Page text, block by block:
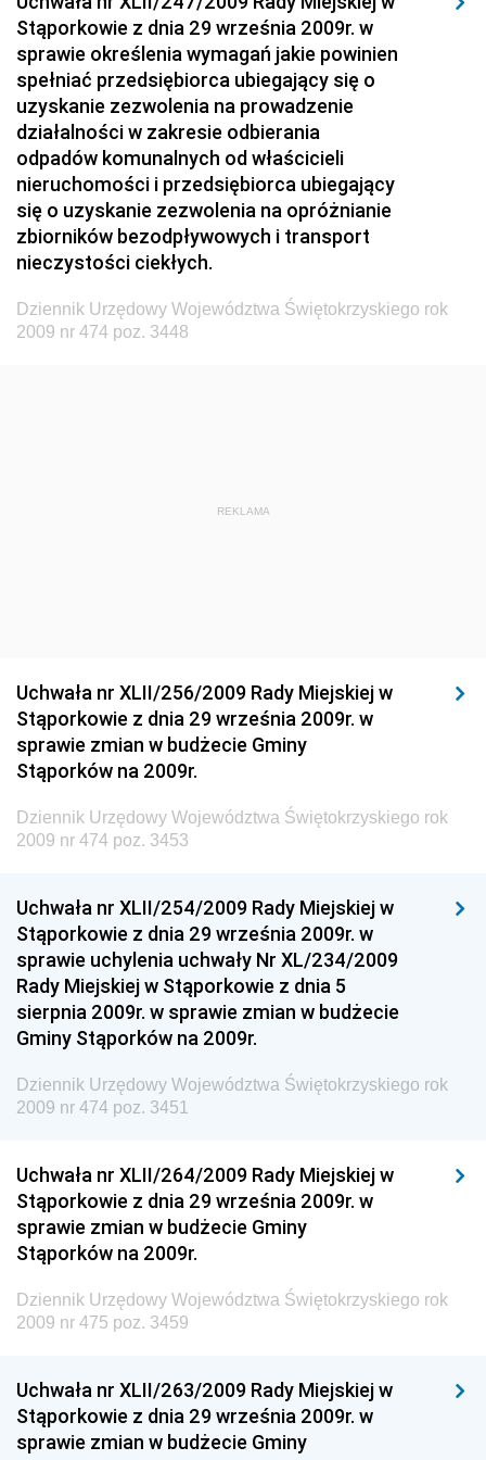
Dziennik Urzędowy Ministerstwa Hutnictwa i
Przemysłu Maszynowego
Dziennik Urzędowy Ministerstwa Zdrowia i Opieki
Społecznej
Dziennik Urzędowy Ministerstwa Rolnictwa, Leśnictwa
i Gospodarki Żywnościowej
Dziennik Urzędowy Ministra Spraw Wewnętrznych
Dziennik Urzędowy Ministra Transportu, Budownictwa
i Gospodarki Morskiej
Dziennik Urzędowy Ministra Administracji i Cyfryzacji
Dziennik Urzędowy Głównego Inspektora Ochrony
Dziennik Urzędowy Ministra Budownictwa i Przemysłu
Środowiska
Dziennik Urzędowy Ministerstwa Administracji,
Gospodarki Terenowej i Ochrony Środowiska
Gospodarki Przestrzennej
Dziennik Urzędowy Ministerstwa Przemysłu
Chemicznego i Lekkiego
Dziennik Urzędowy Ministerstwa Rolnictwa i
Gospodarki Żywnościowej
Społecznej
Dziennik Urzędowy Ministra Cyfryzacji
Dziennik Urzędowy Ministra Infrastruktury i
Budownictwa
Dziennik Urzędowy Ministra Gospodarki Morskiej i
Dziennik Urzędowy Ministra Energii
Dziennik Urzędowy Ministra Sprawiedliwości
Dziennik Urzędowy Ministra Rozwoju i Finansów
Stąporkowie z dnia 29 września 2009r. w
sprawie określenia wymagań jakie powinien
spełniać przedsiębiorca ubiegający się o
uzyskanie zezwolenia na prowadzenie
działalności w zakresie odbierania
odpadów komunalnych od właścicieli
nieruchomości i przedsiębiorca ubiegający
się o uzyskanie zezwolenia na opróżnianie
zbiorników bezodpływowych i transport
nieczystości ciekłych.
Dziennik Urzędowy Województwa Świętokrzyskiego rok
2009 nr 474 poz. 3448
REKLAMA
Uchwała nr XLII/256/2009 Rady Miejskiej w
Stąporkowie z dnia 29 września 2009r. w
sprawie zmian w budżecie Gminy
Stąporków na 2009r.
Dziennik Urzędowy Województwa Świętokrzyskiego rok
2009 nr 474 poz. 3453
Uchwała nr XLII/254/2009 Rady Miejskiej w
Stąporkowie z dnia 29 września 2009r. w
sprawie uchylenia uchwały Nr XL/234/2009
Rady Miejskiej w Stąporkowie z dnia 5
sierpnia 2009r. w sprawie zmian w budżecie
Gminy Stąporków na 2009r.
Dziennik Urzędowy Województwa Świętokrzyskiego rok
2009 nr 474 poz. 3451
Uchwała nr XLII/264/2009 Rady Miejskiej w
Stąporkowie z dnia 29 września 2009r. w
sprawie zmian w budżecie Gminy
Stąporków na 2009r.
Dziennik Urzędowy Województwa Świętokrzyskiego rok
2009 nr 475 poz. 3459
Uchwała nr XLII/263/2009 Rady Miejskiej w
Stąporkowie z dnia 29 września 2009r. w
sprawie zmian w budżecie Gminy